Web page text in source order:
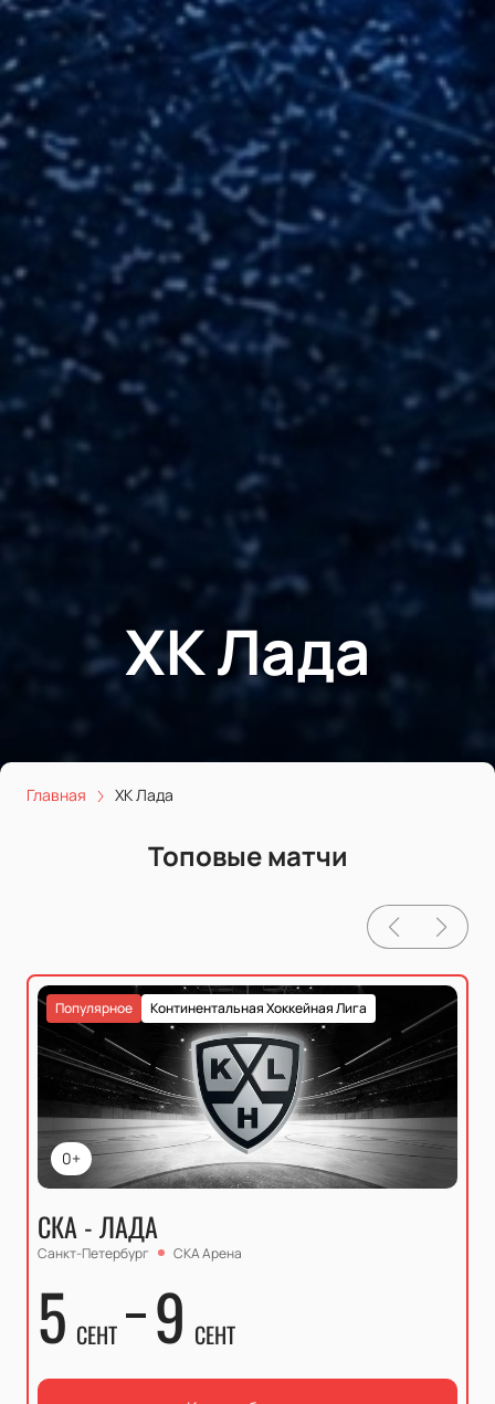
ХК Лада
Главная ХК Лада
Топовые матчи
0+
Континентальная Хоккейная Лига
Популярное
СКА - ЛАДА
Санкт-Петербург СКА Арена
5 СЕНТ 9 СЕНТ